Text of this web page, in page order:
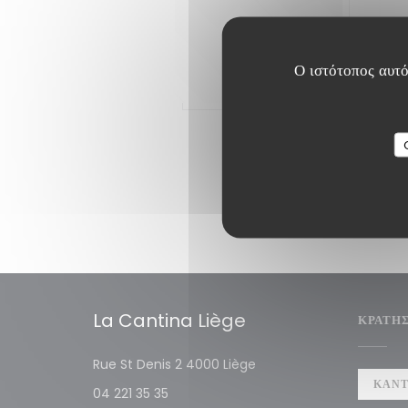
Ο ιστότοπος
La Cantina Liège
Rue St Denis 2 4000 Liège
04 221 35 35